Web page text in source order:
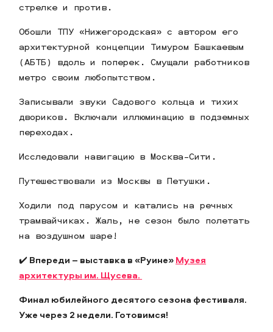
стрелке и против.
Обошли ТПУ «Нижегородская» с автором его
архитектурной концепции Тимуром Башкаевым
(АБТБ) вдоль и поперек. Смущали работников
метро своим любопытством.
Записывали звуки Садового кольца и тихих
двориков. Включали иллюминацию в подземных
переходах.
Исследовали навигацию в Москва-Сити.
Путешествовали из Москвы в Петушки.
Ходили под парусом и катались на речных
трамвайчиках. Жаль, не сезон было полетать
на воздушном шаре!
✔️Впереди – выставка в «Руине»Музея
архитектуры им. Щусева.
Финал юбилейного десятого сезона фестиваля.
Уже через 2 недели. Готовимся!